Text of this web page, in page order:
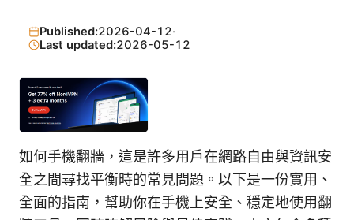
Published:2026-04-12·
Last updated:2026-05-12
如何手機翻牆，這是許多用戶在網路自由與資訊安
全之間尋找平衡時的常見問題。以下是一份實用、
全面的指南，幫助你在手機上安全、穩定地使用翻